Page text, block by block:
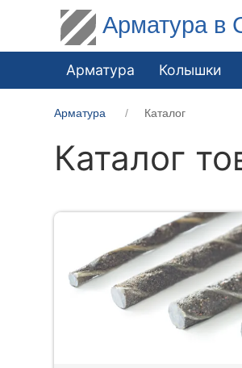
Арматура в
Арматура Колышки
Арматура Каталог
Каталог